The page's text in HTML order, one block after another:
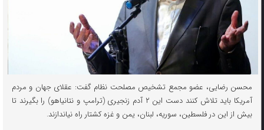
محسن رضایی، عضو مجمع تشخیص مصلحت نظام گفت: عقلای جهان و مردم
آمریکا باید تلاش کنند دست این ۲ آدم زنجیری (ترامپ و نتانیاهو) را بگیرند تا
بیش از این در فلسطین، سوریه، لبنان، یمن و غزه کشتار راه نیاندازند.